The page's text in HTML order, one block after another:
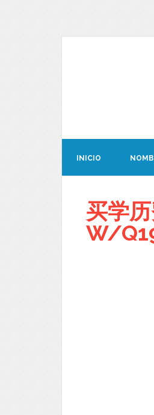
INICIO
买学
W/